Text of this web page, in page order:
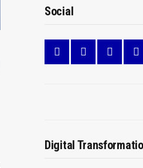
Social
Digital